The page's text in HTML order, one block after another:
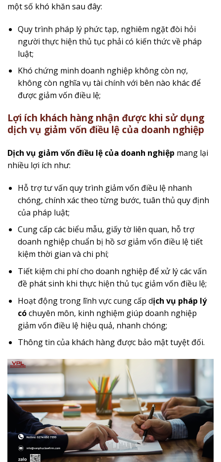
một số khó khăn sau đây:
Quy trình pháp lý phức tạp, nghiêm ngặt đòi hỏi
người thực hiện thủ tục phải có kiến thức về pháp
luật;
Khó chứng minh doanh nghiệp không còn nợ,
không còn nghĩa vụ tài chính với bên nào khác để
được giảm vốn điều lệ;
Lợi ích khách hàng nhận được khi sử dụng
dịch vụ giảm vốn điều lệ của doanh nghiệp
Dịch vụ giảm vốn điều lệ của doanh nghiệp mang lại
nhiều lợi ích như:
Hỗ trợ tư vấn quy trình giảm vốn điều lệ nhanh
chóng, chính xác theo từng bước, tuân thủ quy định
của pháp luật;
Cung cấp các biểu mẫu, giấy tờ liên quan, hỗ trợ
doanh nghiệp chuẩn bị hồ sơ giảm vốn điều lệ tiết
kiệm thời gian và chi phí;
Tiết kiệm chi phí cho doanh nghiệp để xử lý các vấn
đề phát sinh khi thực hiện thủ tục giảm vốn điều lệ;
Hoạt động trong lĩnh vực cung cấp dịch vụ pháp lý
cóchuyên môn, kinh nghiệm giúp doanh nghiệp
giảm vốn điều lệ hiệu quả, nhanh chóng;
Thông tin của khách hàng được bảo mật tuyệt đối.